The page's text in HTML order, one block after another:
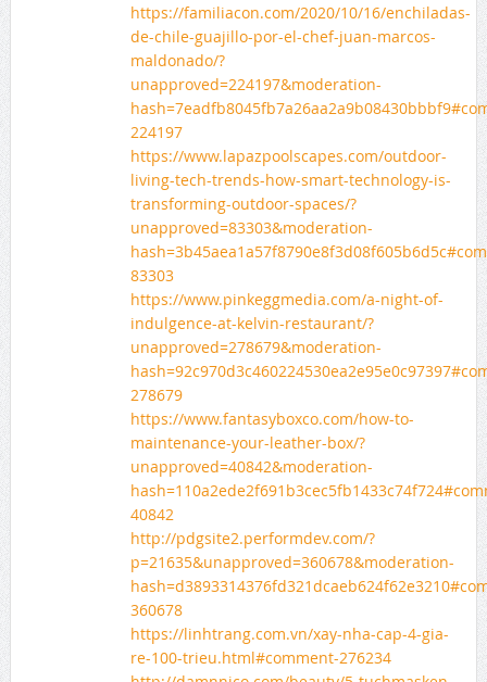
https://familiacon.com/2020/10/16/enchiladas-
de-chile-guajillo-por-el-chef-juan-marcos-
maldonado/?
unapproved=224197&moderation-
224197
https://www.lapazpoolscapes.com/outdoor-
living-tech-trends-how-smart-technology-is-
transforming-outdoor-spaces/?
unapproved=83303&moderation-
83303
https://www.pinkeggmedia.com/a-night-of-
indulgence-at-kelvin-restaurant/?
unapproved=278679&moderation-
278679
https://www.fantasyboxco.com/how-to-
maintenance-your-leather-box/?
unapproved=40842&moderation-
40842
http://pdgsite2.performdev.com/?
p=21635&unapproved=360678&moderation-
360678
https://linhtrang.com.vn/xay-nha-cap-4-gia-
re-100-trieu.html#comment-276234